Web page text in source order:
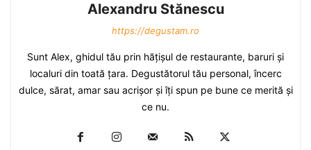
Alexandru Stănescu
https://degustam.ro
Sunt Alex, ghidul tău prin hăţişul de restaurante, baruri şi
localuri din toată ţara. Degustătorul tău personal, încerc
dulce, sărat, amar sau acrişor şi îţi spun pe bune ce merită şi
ce nu.